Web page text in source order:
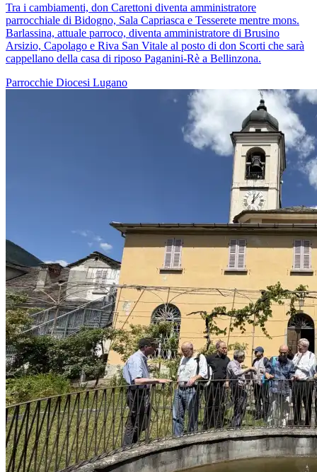
Tra i cambiamenti, don Carettoni diventa amministratore
parrocchiale di Bidogno, Sala Capriasca e Tesserete mentre mons.
Barlassina, attuale parroco, diventa amministratore di Brusino
Arsizio, Capolago e Riva San Vitale al posto di don Scorti che sarà
cappellano della casa di riposo Paganini-Rè a Bellinzona.
Parrocchie Diocesi Lugano